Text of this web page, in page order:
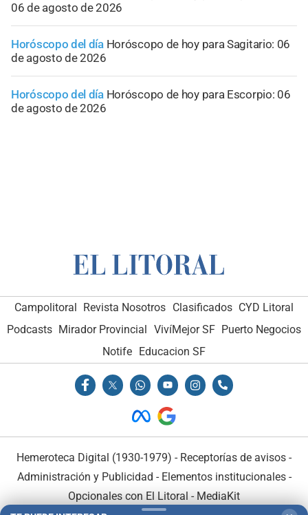
06 de agosto de 2026
Horóscopo del día Horóscopo de hoy para Sagitario: 06
de agosto de 2026
Horóscopo del día Horóscopo de hoy para Escorpio: 06
de agosto de 2026
Campolitoral Revista Nosotros Clasificados CYD Litoral
Podcasts Mirador Provincial VivíMejor SF Puerto Negocios
Notife Educacion SF
Hemeroteca Digital (1930-1979) - Receptorías de avisos -
Administración y Publicidad - Elementos institucionales-
Opcionales con El Litoral - MediaKit